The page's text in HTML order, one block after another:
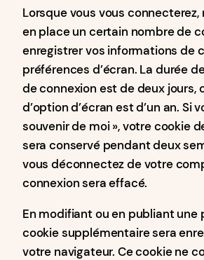
Lorsque vous vous
en place un certain nombre de
enregistrer vos informations de
préférences d’écran. La durée
de connexion est de deux jours,
d’option d’écran est d’un an. Si
souvenir de moi », votre cookie
sera conservé pendant deux
vous déconnectez de votre
connexion sera effacé.
En modifiant ou en publiant une
cookie supplémentaire sera
votre navigateur. Ce cookie ne